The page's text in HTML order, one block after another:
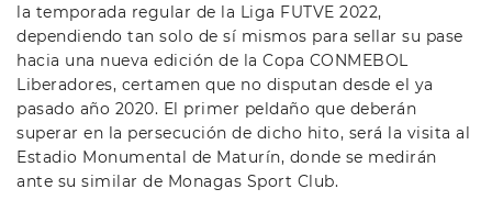
la temporada regular de la Liga FUTVE 2022,
dependiendo tan solo de sí mismos para sellar su pase
hacia una nueva edición de la Copa CONMEBOL
Liberadores, certamen que no disputan desde el ya
pasado año 2020. El primer peldaño que deberán
superar en la persecución de dicho hito, será la visita al
Estadio Monumental de Maturín, donde se medirán
ante su similar de Monagas Sport Club.